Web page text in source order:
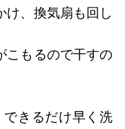
け、換気扇も回し
こもるので干すの
きるだけ早く洗